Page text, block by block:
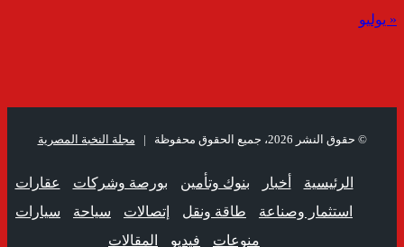
« يوليو
© حقوق النشر 2026، جميع الحقوق محفوظة | مجلة النخبة المصرية
الرئيسية أخبار بنوك وتأمين بورصة وشركات
عقارات
استثمار وصناعة
طاقة ونقل إتصالات سياحة
سيارات
منوعات
فيديو المقالات